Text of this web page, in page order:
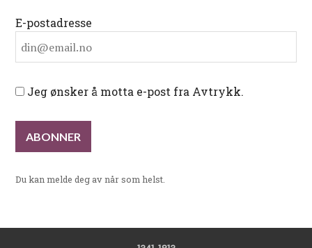
E-postadresse
Jeg ønsker å motta e-post fra Avtrykk.
Du kan melde deg av når som helst.